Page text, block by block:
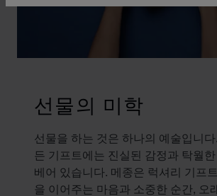
선물의 미학
선물을 하는 것은 하나의 예술입니
든 기프트에는 진실된 감정과 탁월
베어 있습니다. 메종은 럭셔리 기프
을 이어주는 마음과 소중한 순간, 오